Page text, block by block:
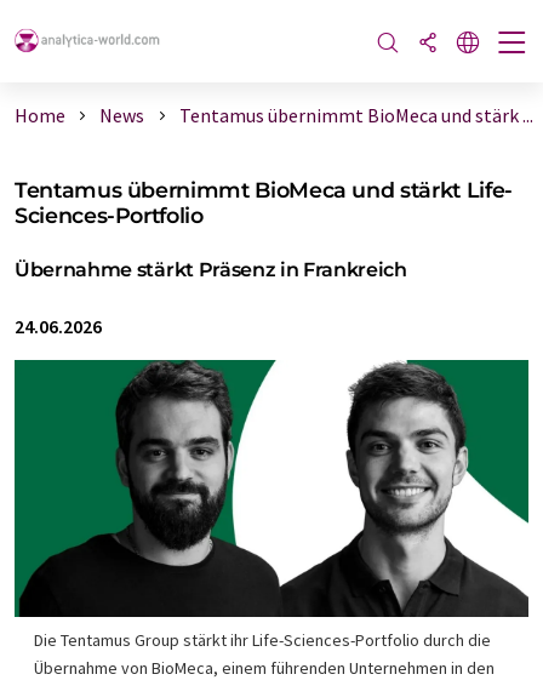
Home News Tentamus übernimmt BioMeca und stärk ...
Tentamus übernimmt BioMeca und stärkt Life-
Sciences-Portfolio
Übernahme stärkt Präsenz in Frankreich
24.06.2026
Die Tentamus Group stärkt ihr Life-Sciences-Portfolio durch die
Übernahme von BioMeca, einem führenden Unternehmen in den